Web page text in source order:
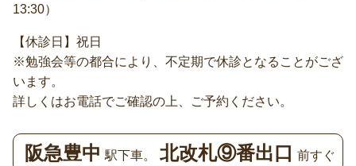
13:30）
【休診日】祝日
※勉強会等の都合により、不定期で休診となることがござ
います。
詳しくはお電話でご確認の上、ご予約ください。
阪急豊中 駅下車。 北改札⑨番出口 前すぐ